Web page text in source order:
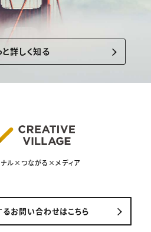
と詳しく知る
ナル×つながる×メディア
お問い合わせはこちら